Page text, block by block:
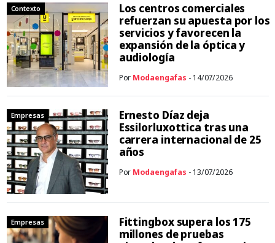
Contexto
Los centros comerciales
refuerzan su apuesta por los
servicios y favorecen la
expansión de la óptica y
audiología
Por Modaengafas - 14/07/2026
Empresas
Ernesto Díaz deja
Essilorluxottica tras una
carrera internacional de 25
años
Por Modaengafas - 13/07/2026
Empresas
Fittingbox supera los 175
millones de pruebas